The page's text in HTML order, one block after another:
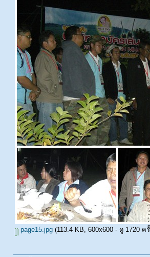
page15.jpg(113.4 KB, 600x600 - ดู 1720 ค